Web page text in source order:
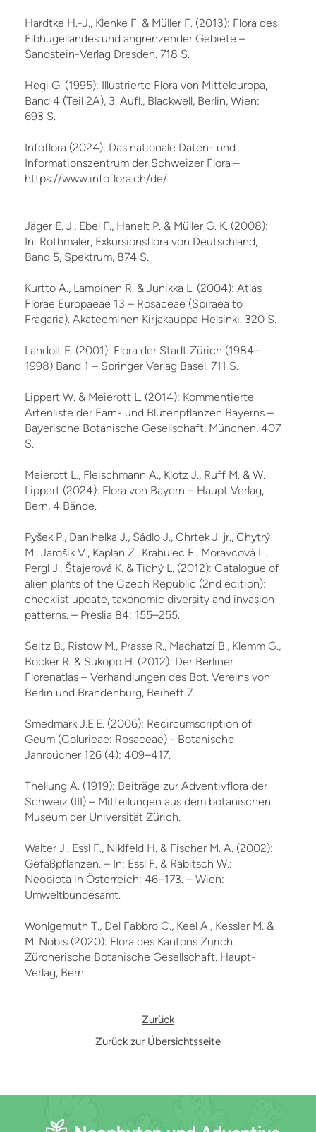
Hardtke H.-J., Klenke F. & Müller F. (2013): Flora des
Elbhügellandes und angrenzender Gebiete –
Sandstein-Verlag Dresden. 718 S.
Hegi G. (1995): Illustrierte Flora von Mitteleuropa,
Band 4 (Teil 2A), 3. Aufl., Blackwell, Berlin, Wien:
693 S.
Infoflora (2024): Das nationale Daten- und
Informationszentrum der Schweizer Flora –
https://www.infoflora.ch/de/
Jäger E. J., Ebel F., Hanelt P. & Müller G. K. (2008):
In: Rothmaler, Exkursionsflora von Deutschland,
Band 5, Spektrum, 874 S.
Kurtto A., Lampinen R. & Junikka L. (2004): Atlas
Florae Europaeae 13 – Rosaceae (Spiraea to
Fragaria). Akateeminen Kirjakauppa Helsinki. 320 S.
Landolt E. (2001): Flora der Stadt Zürich (1984–
1998) Band 1 – Springer Verlag Basel. 711 S.
Lippert W. & Meierott L. (2014): Kommentierte
Artenliste der Farn- und Blütenpflanzen Bayerns –
Bayerische Botanische Gesellschaft, München, 407
S.
Meierott L., Fleischmann A., Klotz J., Ruff M. & W.
Lippert (2024): Flora von Bayern – Haupt Verlag,
Bern, 4 Bände.
Pyšek P., Danihelka J., Sádlo J., Chrtek J. jr., Chytrý
M., Jarošík V., Kaplan Z., Krahulec F., Moravcová L.,
Pergl J., Štajerová K. & Tichý L. (2012): Catalogue of
alien plants of the Czech Re­public (2nd edition):
checklist update, taxonomic diversity and invasion
patterns. – Preslia 84: 155–255.
Seitz B., Ristow M., Prasse R., Machatzi B., Klemm G.,
Böcker R. & Sukopp H. (2012): Der Berliner
Florenatlas – Verhandlungen des Bot. Vereins von
Berlin und Brandenburg, Beiheft 7.
Smedmark J.E.E. (2006): Recircumscription of
Geum (Colurieae: Rosaceae) - Botanische
Jahrbücher 126 (4): 409–417.
Thellung A. (1919): Beiträge zur Adventivflora der
Schweiz (III) – Mitteilungen aus dem botanischen
Museum der Universität Zürich.
Walter J., Essl F., Niklfeld H. & Fischer M. A. (2002):
Gefäßpflanzen. – In: Essl F. & Rabitsch W.:
Neobiota in Österreich: 46–173. – Wien:
Umweltbundesamt.
Wohlgemuth T., Del Fabbro C., Keel A., Kessler M. &
M. Nobis (2020): Flora des Kantons Zürich.
Zürcherische Botanische Gesellschaft. Haupt-
Verlag, Bern.
Zurück
Zurück zur Übersichtsseite